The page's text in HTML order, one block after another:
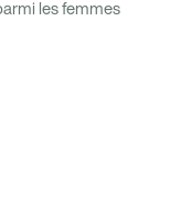
les femmes